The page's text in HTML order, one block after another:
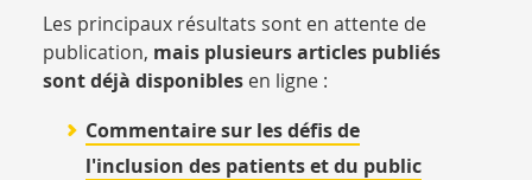
Les principaux résultats sont en attente de
publication, mais plusieurs articles publiés
sont déjà disponibles en ligne :
Commentaire sur les défis de
l'inclusion des patients et du public